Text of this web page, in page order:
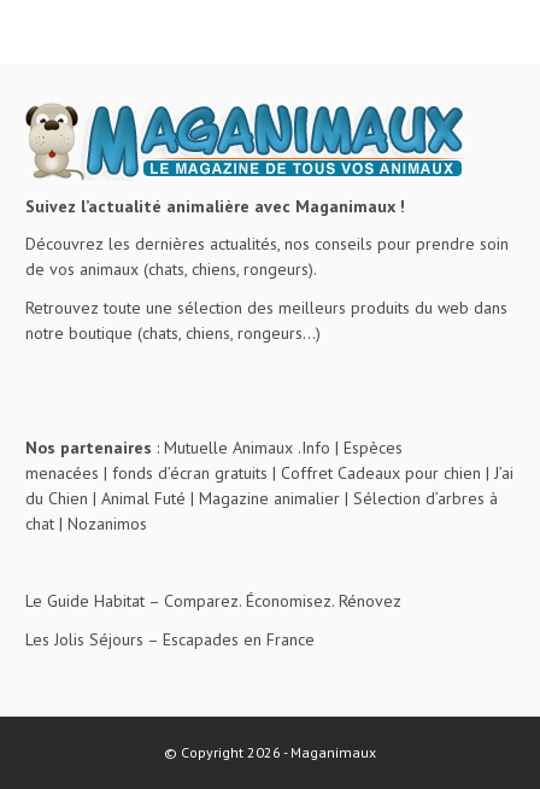
Suivez l’actualité animalière avec Maganimaux !
Découvrez les dernières actualités, nos conseils pour prendre soin
de vos animaux (chats, chiens, rongeurs).
Retrouvez toute une sélection des meilleurs produits du web dans
notre boutique (chats, chiens, rongeurs…)
Nos partenaires : Mutuelle Animaux .Info | Espèces
menacées | fonds d’écran gratuits | Coffret Cadeaux pour chien | J’ai
du Chien | Animal Futé | Magazine animalier | Sélection d’arbres à
chat | Nozanimos
Le Guide Habitat – Comparez. Économisez. Rénovez
Les Jolis Séjours – Escapades en France
© Copyright 2026 - Maganimaux